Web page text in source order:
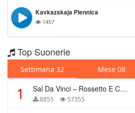
Kavkazskaja Plennica
1457
Top Suonerie
Settimana 32 Mese 08
1 Sal Da Vinci – Rossetto E Caffè
8855 57355